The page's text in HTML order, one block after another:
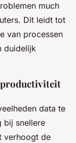
much
Dit leidt tot
van processen
duidelijk
productiviteit
data te
bij snellere
verhoogt de